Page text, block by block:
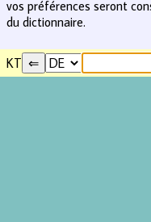
vos préférences seront
du dictionnaire.
KT